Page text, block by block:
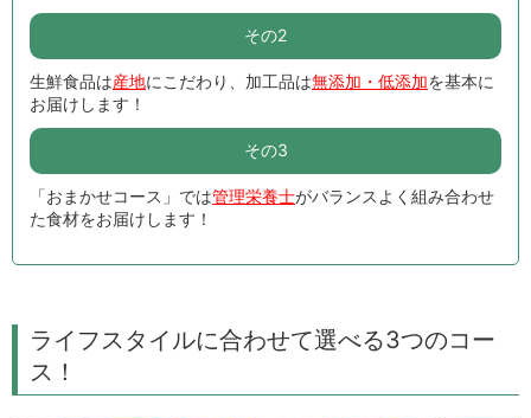
その2
生鮮食品は産地にこだわり、加工品は無添加・低添加を基本に
お届けします！
その3
「おまかせコース」では管理栄養士がバランスよく組み合わせ
た食材をお届けします！
ライフスタイルに合わせて選べる3つのコー
ス！